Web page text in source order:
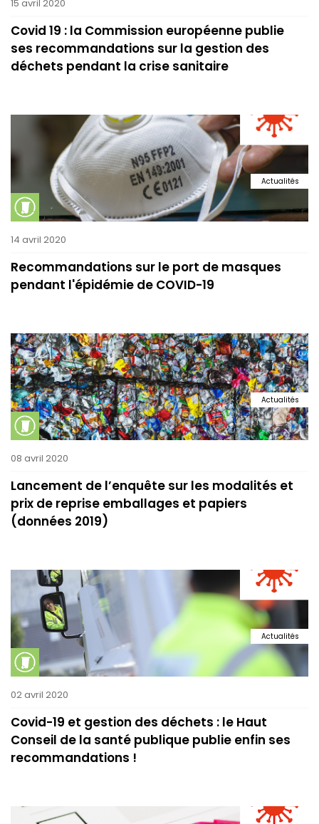
15 avril 2020
Covid 19 : la Commission européenne publie
ses recommandations sur la gestion des
déchets pendant la crise sanitaire
Actualités
14 avril 2020
Recommandations sur le port de masques
pendant l'épidémie de COVID-19
Actualités
08 avril 2020
Lancement de l’enquête sur les modalités et
prix de reprise emballages et papiers
(données 2019)
Actualités
02 avril 2020
Covid-19 et gestion des déchets : le Haut
Conseil de la santé publique publie enfin ses
recommandations !